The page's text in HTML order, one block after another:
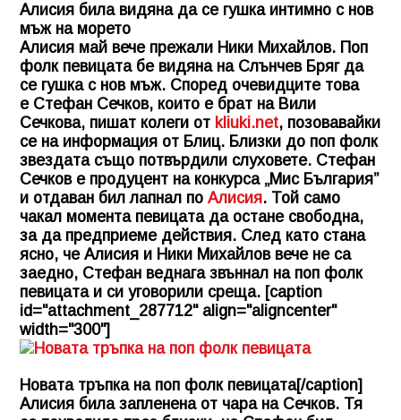
Алисия била видяна да се гушка интимно с нов
мъж на морето
Алисия май вече прежали Ники Михайлов. Поп
фолк певицата бе видяна на Слънчев Бряг да
се гушка с нов мъж. Според очевидците това
е Стефан Сечков, които е брат на Вили
Сечкова, пишат колеги от kliuki.net, позовавайки
се на информация от Блиц. Близки до поп фолк
звездата също потвърдили слуховете. Стефан
Сечков е продуцент на конкурса „Мис България”
и отдаван бил лапнал по Алисия. Той само
чакал момента певицата да остане свободна,
за да предприеме действия. След като стана
ясно, че Алисия и Ники Михайлов вече не са
заедно, Стефан веднага звъннал на поп фолк
певицата и си уговорили среща. [caption
id="attachment_287712" align="aligncenter"
width="300"]
Новата тръпка на поп фолк певицата[/caption]
Алисия била запленена от чара на Сечков. Тя